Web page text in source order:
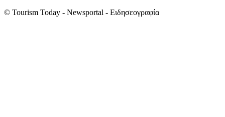
© Tourism Today - Newsportal - Ειδησεογραφία